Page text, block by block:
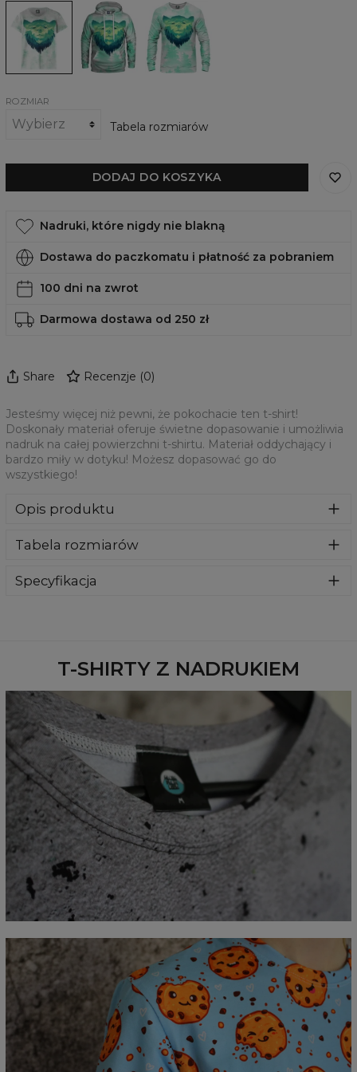
Damski
shirt
Naturally
Damska
bluza
kapturem
Naturally
Damska
bluza
Naturally
ROZMIAR
Tabela rozmiarów
DODAJ DO KOSZYKA
Nadruki, które nigdy nie blakną
Dostawa do paczkomatu i płatność za pobraniem
100 dni na zwrot
Darmowa dostawa od 250 zł
Share Recenzje (0)
Jesteśmy więcej niż pewni, że pokochacie ten t-shirt!
Doskonały materiał oferuje świetne dopasowanie i umożliwia
nadruk na całej powierzchni t-shirtu. Materiał oddychający i
bardzo miły w dotyku! Możesz dopasować go do
wszystkiego!
Opis produktu
Doskonały materiał oferuje świetne dopasowanie i
oddychający i bardzo miły w dotyku! Możesz dopasować
Tabela rozmiarów
Mierzone na płasko
CM
XS S M
A - Długość
67 69
B - Sz.klatki piersiowej
47 50 53 59
C - Długość rękawów
18,5 19,5 20,5
Specyfikacja
T-SHIRTY Z NADRUKIEM